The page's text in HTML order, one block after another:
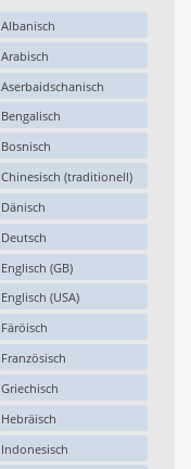
Albanisch
Arabisch
Aserbaidschanisch
Bengalisch
Bosnisch
Chinesisch (traditionell)
Dänisch
Deutsch
Englisch (GB)
Englisch (USA)
Färöisch
Französisch
Griechisch
Hebräisch
Indonesisch